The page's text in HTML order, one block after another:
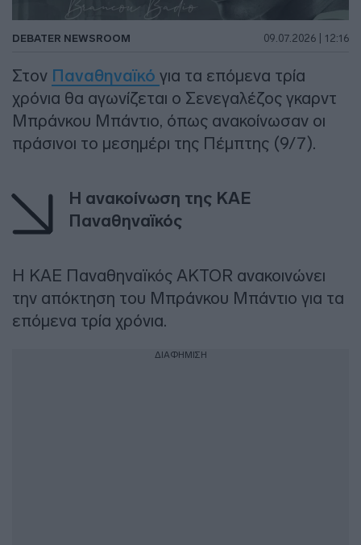
DEBATER NEWSROOM 09.07.2026 | 12:16
Στον Παναθηναϊκό για τα επόμενα τρία
χρόνια θα αγωνίζεται ο Σενεγαλέζος γκαρντ
Μπράνκου Μπάντιο, όπως ανακοίνωσαν οι
πράσινοι το μεσημέρι της Πέμπτης (9/7).
Η ανακοίνωση της ΚΑΕ
Παναθηναϊκός
Η ΚΑΕ Παναθηναϊκός AKTOR ανακοινώνει
την απόκτηση του Μπράνκου Μπάντιο για τα
επόμενα τρία χρόνια.
ΔΙΑΦΗΜΙΣΗ